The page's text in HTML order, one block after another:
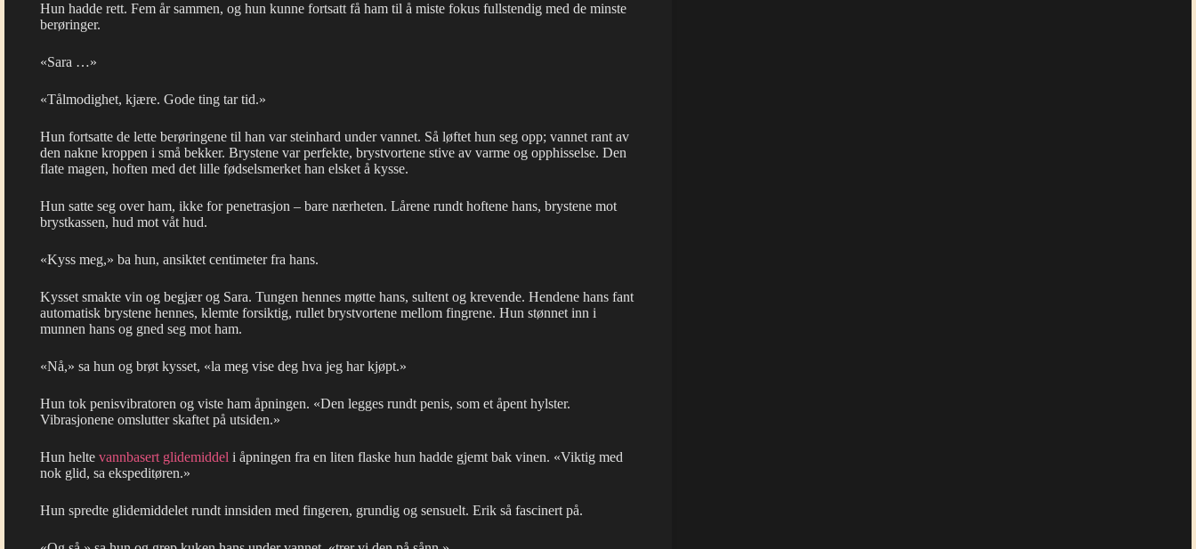
Hun hadde rett. Fem år sammen, og hun kunne fortsatt få ham til å miste fokus fullstendig med de minste
berøringer.
«Sara …»
«Tålmodighet, kjære. Gode ting tar tid.»
Hun fortsatte de lette berøringene til han var steinhard under vannet. Så løftet hun seg opp; vannet rant av
den nakne kroppen i små bekker. Brystene var perfekte, brystvortene stive av varme og opphisselse. Den
flate magen, hoften med det lille fødselsmerket han elsket å kysse.
Hun satte seg over ham, ikke for penetrasjon – bare nærheten. Lårene rundt hoftene hans, brystene mot
brystkassen, hud mot våt hud.
«Kyss meg,» ba hun, ansiktet centimeter fra hans.
Kysset smakte vin og begjær og Sara. Tungen hennes møtte hans, sultent og krevende. Hendene hans fant
automatisk brystene hennes, klemte forsiktig, rullet brystvortene mellom fingrene. Hun stønnet inn i
munnen hans og gned seg mot ham.
«Nå,» sa hun og brøt kysset, «la meg vise deg hva jeg har kjøpt.»
Hun tok penisvibratoren og viste ham åpningen. «Den legges rundt penis, som et åpent hylster.
Vibrasjonene omslutter skaftet på utsiden.»
Hun helte vannbasert glidemiddel i åpningen fra en liten flaske hun hadde gjemt bak vinen. «Viktig med
nok glid, sa ekspeditøren.»
Hun spredte glidemiddelet rundt innsiden med fingeren, grundig og sensuelt. Erik så fascinert på.